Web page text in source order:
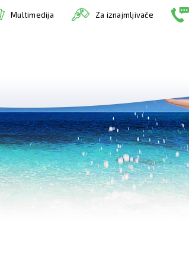
Multimedija Za iznajmljivače